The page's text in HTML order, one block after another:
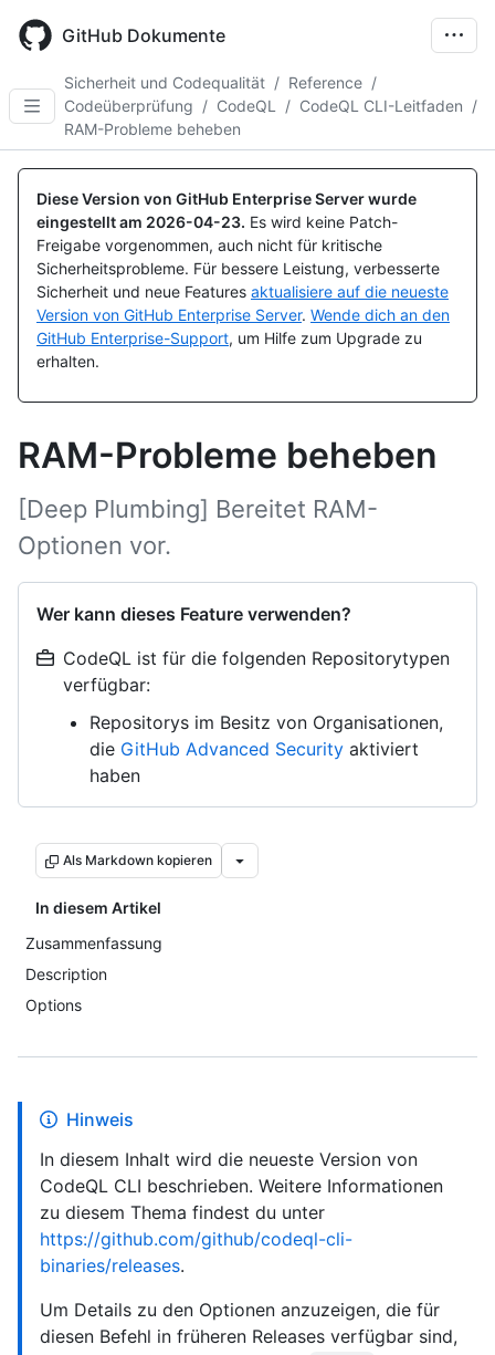
main
GitHub Dokumente
Sicherheit und Codequalität / Reference /
Codeüberprüfung / CodeQL / CodeQL CLI-Leitfaden /
RAM-Probleme beheben
Diese Version von GitHub Enterprise Server wurde
eingestellt am 2026-04-23. Es wird keine Patch-
Freigabe vorgenommen, auch nicht für kritische
Sicherheitsprobleme. Für bessere Leistung, verbesserte
Sicherheit und neue Features aktualisiere auf die neueste
Version von GitHub Enterprise Server. Wende dich an den
GitHub Enterprise-Support, um Hilfe zum Upgrade zu
erhalten.
RAM-Probleme beheben
[Deep Plumbing] Bereitet RAM-
Optionen vor.
Wer kann dieses Feature verwenden?
CodeQL ist für die folgenden Repositorytypen
verfügbar:
Repositorys im Besitz von Organisationen,
die GitHub Advanced Security aktiviert
haben
Als Markdown kopieren
In diesem Artikel
Zusammenfassung
Description
Options
Hinweis
In diesem Inhalt wird die neueste Version von
CodeQL CLI beschrieben. Weitere Informationen
zu diesem Thema findest du unter
https://github.com/github/codeql-cli-
binaries/releases.
Um Details zu den Optionen anzuzeigen, die für
diesen Befehl in früheren Releases verfügbar sind,